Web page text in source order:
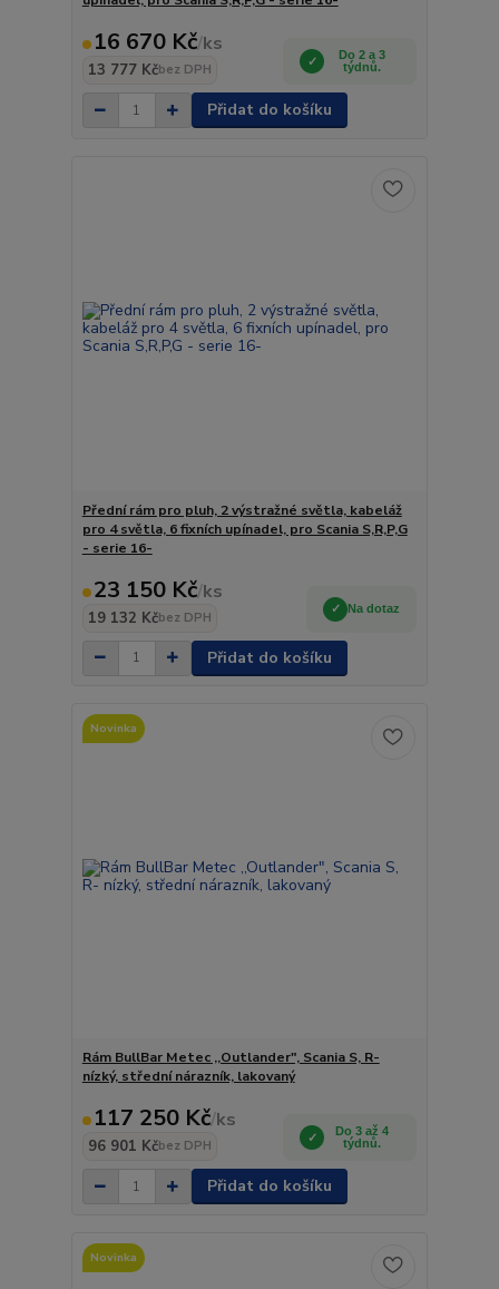
16 670 Kč/ks
13 777 Kčbez DPH
Do 2 a 3
týdnů.
Přidat do košíku
Přední rám pro pluh, 2 výstražné světla, kabeláž
pro 4 světla, 6 fixních upínadel, pro Scania S,R,P,G
- serie 16-
23 150 Kč/ks
19 132 Kčbez DPH
Na dotaz
Přidat do košíku
Novinka
Rám BullBar Metec ,,Outlander", Scania S, R-
nízký, střední nárazník, lakovaný
117 250 Kč/ks
96 901 Kčbez DPH
Do 3 až 4
týdnů.
Přidat do košíku
Novinka